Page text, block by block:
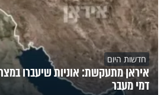
חדשות היום
איראן מתעקשת: אוניות שיעברו
דמי מעבר